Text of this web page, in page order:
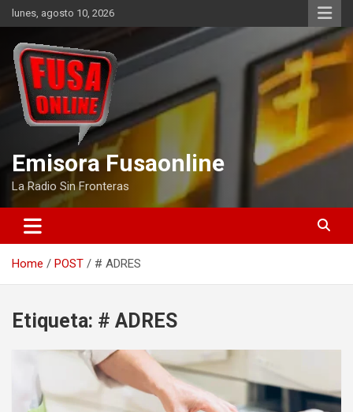
Skip
to
content
lunes, agosto 10, 2026
Emisora Fusaonline
La Radio Sin Fronteras
Home POST # ADRES
Etiqueta: # ADRES